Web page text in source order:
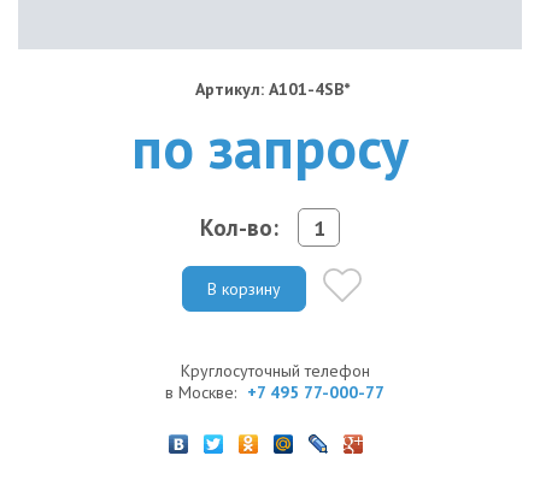
Артикул: A101-4SB*
по запросу
Кол-во:
В корзину
Круглосуточный телефон
в Москве: +7 495 77-000-77